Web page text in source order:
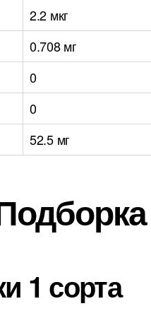
2.2 мкг
0.708 мг
0
0
52.5 мг
1 сорта